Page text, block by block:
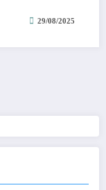
29/08/2025